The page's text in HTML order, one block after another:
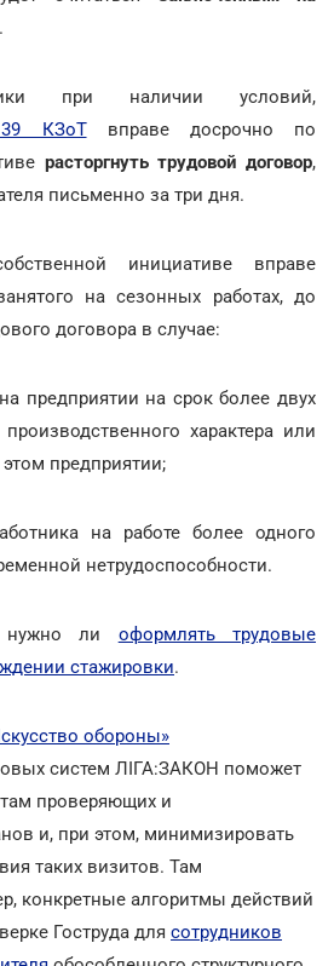
.
при наличии условий,
КЗоТвправе досрочно по
расторгнуть трудовой договор,
письменно за три дня.
инициативе вправе
на сезонных работах, до
договора в случае:
предприятии на срок более двух
характера или
предприятии;
на работе более одного
нетрудоспособности.
нужно ли оформлять трудовые
стажировки.
обороны»
систем ЛІГА:ЗАКОН поможет
проверяющих и
и, при этом, минимизировать
таких визитов. Там
конкретные алгоритмы действий
Гоструда для сотрудников